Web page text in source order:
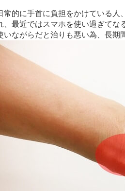
常的に手首に負担をかけている
、最近ではスマホを使い過ぎてな
いながらだと治りも悪い為、長期